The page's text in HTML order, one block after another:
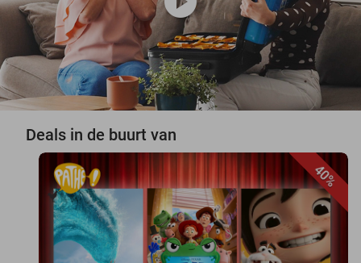
Deals in de buurt van
40%